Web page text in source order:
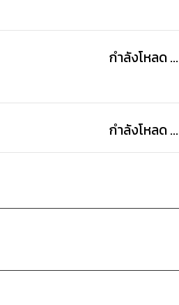
กำลังโหลด ...
กำลังโหลด ...